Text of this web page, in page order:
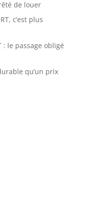
de louer
c’est plus
: le passage obligé
qu’un prix